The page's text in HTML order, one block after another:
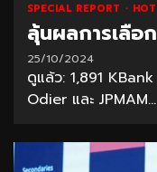
SPECIAL REPORT
ลุ้นผลการเลือ
25/10/2024
ดูแล้ว: 1,891
Odier และ JPMAM...